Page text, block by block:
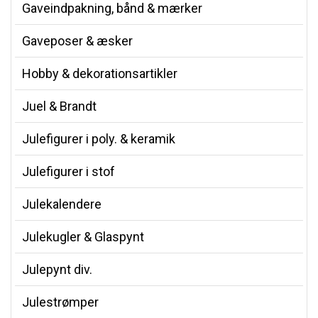
Gaveindpakning, bånd & mærker
Gaveposer & æsker
Hobby & dekorationsartikler
Juel & Brandt
Julefigurer i poly. & keramik
Julefigurer i stof
Julekalendere
Julekugler & Glaspynt
Julepynt div.
Julestrømper